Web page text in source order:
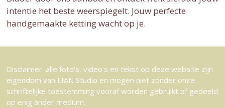
intentie het beste weerspiegelt. Jouw perfecte
handgemaakte ketting wacht op je.
Disclaimer: alle foto's, video's en tekst op deze website zijn
eigendom van LIAN Studio en mogen niet zonder onze
schriftelijke toestemming vooraf worden gebruikt of gedeeld
op enig ander medium.